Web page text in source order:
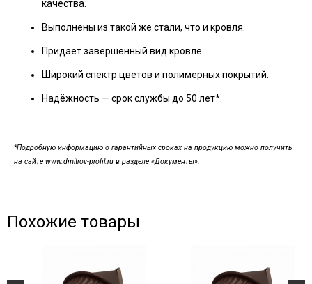
качества.
Выполнены из такой же стали, что и кровля.
Придаёт завершённый вид кровле.
Широкий спектр цветов и полимерных покрытий.
Надёжность — срок службы до 50 лет*.
*Подробную информацию о гарантийных сроках на продукцию можно получить
на сайте www.dmitrov-profil.ru в разделе «Документы».
Похожие товары